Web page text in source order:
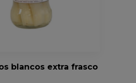
blancos extra frasco